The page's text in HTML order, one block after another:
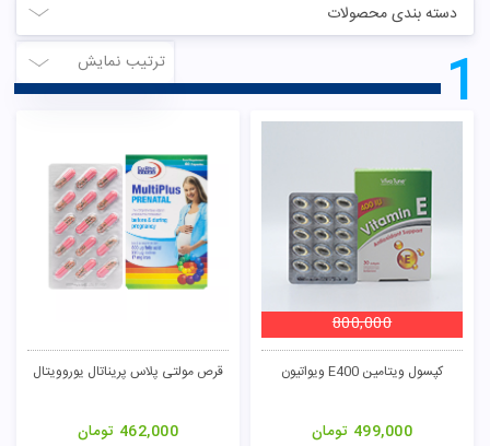
دسته بندی محصولات
ترتیب نمایش
1
کپسول ویتامین E400 ویواتیون
800,000
499,000 تومان
قرص مولتی پلاس پریناتال یوروویتال
462,000 تومان